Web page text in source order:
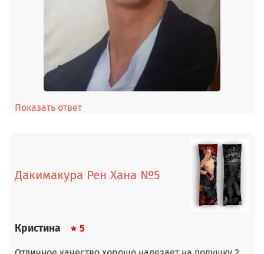
Показать ответ
Дакимакура Рен Хана №5
Кристина 5